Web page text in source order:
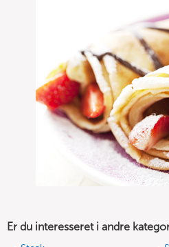
Er du interesseret i andre